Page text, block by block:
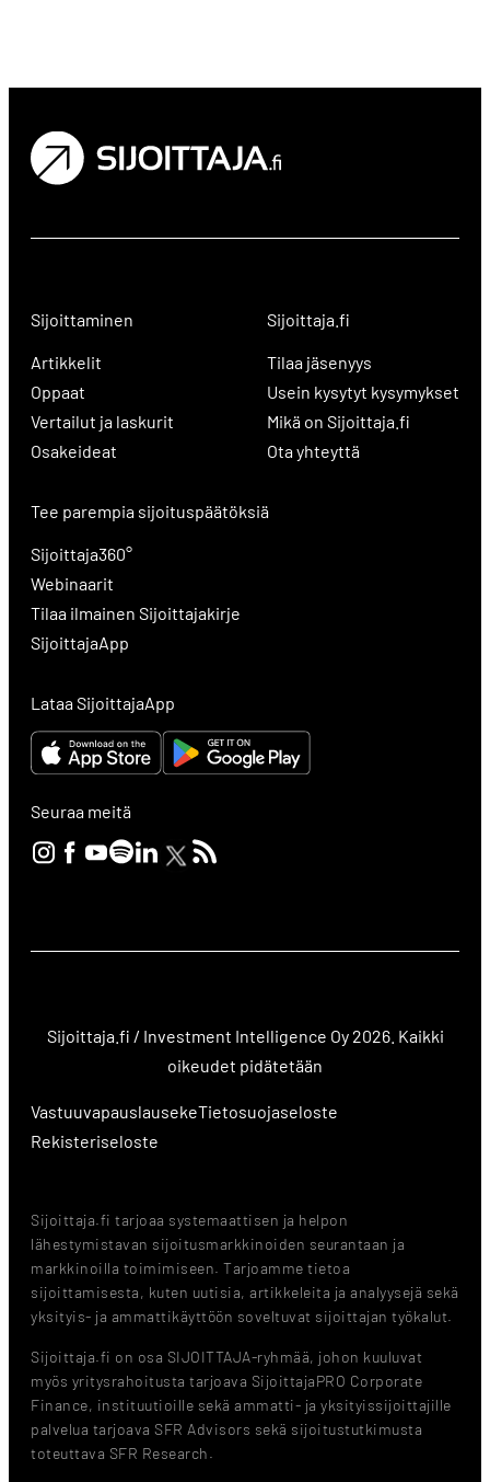
Sijoittaminen
Artikkelit
Oppaat
Vertailut ja laskurit
Osakeideat
Sijoittaja.fi
Tilaa jäsenyys
Usein kysytyt kysymykset
Mikä on Sijoittaja.fi
Ota yhteyttä
Tee parempia sijoituspäätöksiä
Sijoittaja360°
Webinaarit
Tilaa ilmainen Sijoittajakirje
SijoittajaApp
Lataa SijoittajaApp
Seuraa meitä
Sijoittaja.fi / Investment Intelligence Oy 2026. Kaikki
oikeudet pidätetään
VastuuvapauslausekeTietosuojaseloste
Rekisteriseloste
Sijoittaja.fi tarjoaa systemaattisen ja helpon
lähestymistavan sijoitusmarkkinoiden seurantaan ja
markkinoilla toimimiseen. Tarjoamme tietoa
sijoittamisesta, kuten uutisia, artikkeleita ja analyysejä sekä
yksityis- ja ammattikäyttöön soveltuvat sijoittajan työkalut.
Sijoittaja.fi on osa SIJOITTAJA-ryhmää, johon kuuluvat
myös yritysrahoitusta tarjoava SijoittajaPRO Corporate
Finance, instituutioille sekä ammatti- ja yksityissijoittajille
palvelua tarjoava SFR Advisors sekä sijoitustutkimusta
toteuttava SFR Research.